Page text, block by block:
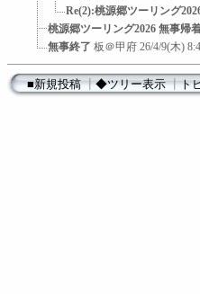
Re(2):桃源郷ツーリング
桃源郷ツーリング2026 無事帰
無事終了 板＠甲府 26/4/9(木)
■新規投稿┃◆ツリー表示┃ト